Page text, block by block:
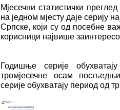
Мјесечни статистички
на једном мјесту даје серију
Српске, који су од посебне
корисници највише
Годишње серије
тромјесечне осам
серије обухватају период од